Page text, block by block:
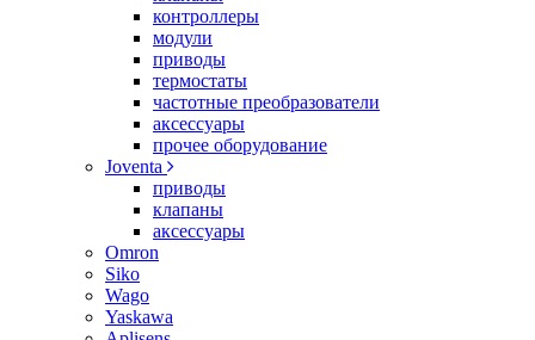
контроллеры
модули
приводы
термостаты
частотные преобразователи
аксессуары
прочее оборудование
Joventa
приводы
клапаны
аксессуары
Omron
Siko
Wago
Yaskawa